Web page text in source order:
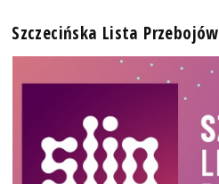
Szczecińska Lista Przebojów